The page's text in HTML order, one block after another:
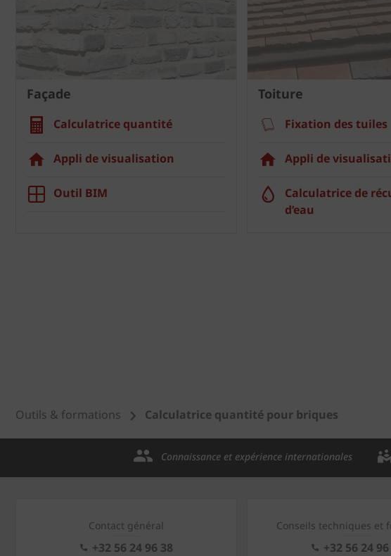
Façade
Calculatrice quantité
Appli de visualisation
Outil BIM
Toiture
Fixation des tuiles
Appli de
Calculatrice de
d’eau
Outils & formations Calculatrice quantité pour briques
Connaissance et expérience internationales
Contact général
+32 56 24 96 38
Conseils techniques et
+32 56 24